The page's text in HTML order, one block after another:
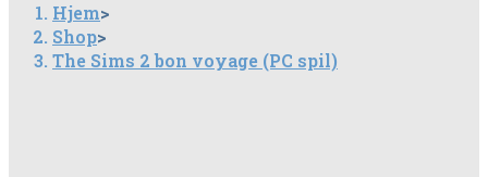
voyageHjem>
Shop>
The Sims 2 bon voyage (PC spil)